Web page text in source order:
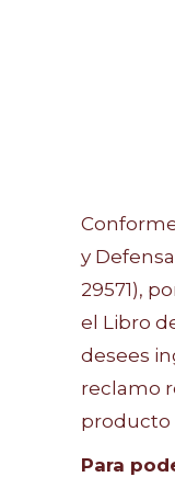
y
29571),
el Libro
desees
reclamo
producto
Para